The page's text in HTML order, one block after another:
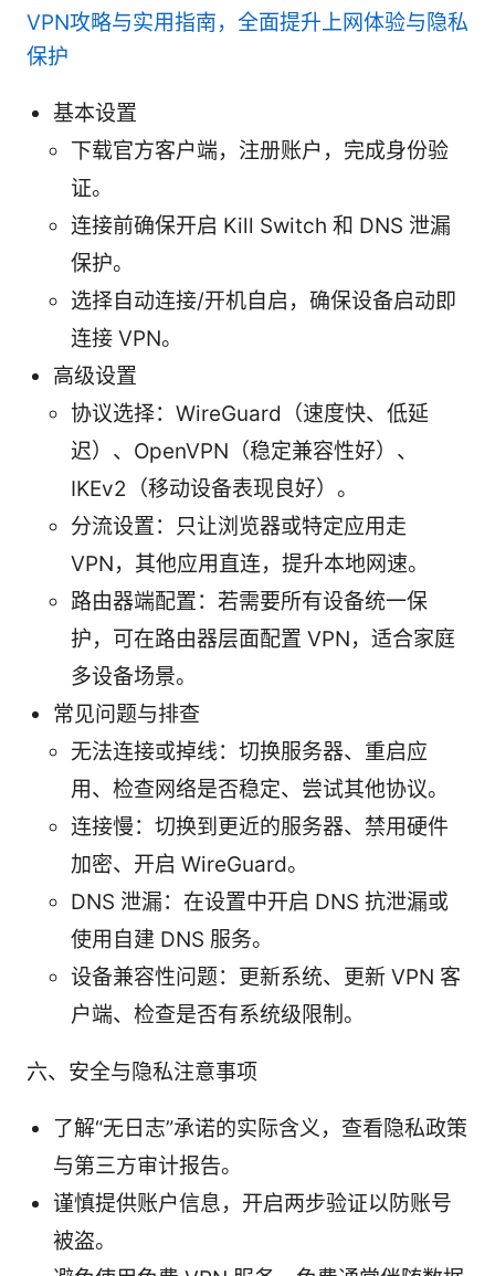
VPN攻略与实用指南，全面提升上网体验与隐私
保护
基本设置
下载官方客户端，注册账户，完成身份验
证。
连接前确保开启 Kill Switch 和 DNS 泄漏
保护。
选择自动连接/开机自启，确保设备启动即
连接 VPN。
高级设置
协议选择：WireGuard（速度快、低延
迟）、OpenVPN（稳定兼容性好）、
IKEv2（移动设备表现良好）。
分流设置：只让浏览器或特定应用走
VPN，其他应用直连，提升本地网速。
路由器端配置：若需要所有设备统一保
护，可在路由器层面配置 VPN，适合家庭
多设备场景。
常见问题与排查
无法连接或掉线：切换服务器、重启应
用、检查网络是否稳定、尝试其他协议。
连接慢：切换到更近的服务器、禁用硬件
加密、开启 WireGuard。
DNS 泄漏：在设置中开启 DNS 抗泄漏或
使用自建 DNS 服务。
设备兼容性问题：更新系统、更新 VPN 客
户端、检查是否有系统级限制。
六、安全与隐私注意事项
了解“无日志”承诺的实际含义，查看隐私政策
与第三方审计报告。
谨慎提供账户信息，开启两步验证以防账号
被盗。